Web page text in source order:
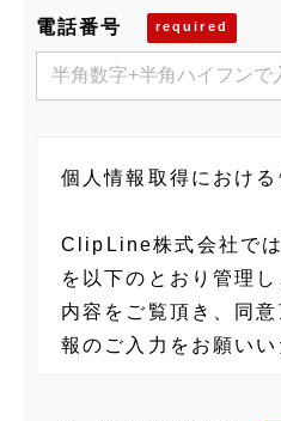
電話番号
個人情報取得におけ
ClipLine株式会社で
を以下のとおり管理
内容をご覧頂き、同
報のご入力をお願いい